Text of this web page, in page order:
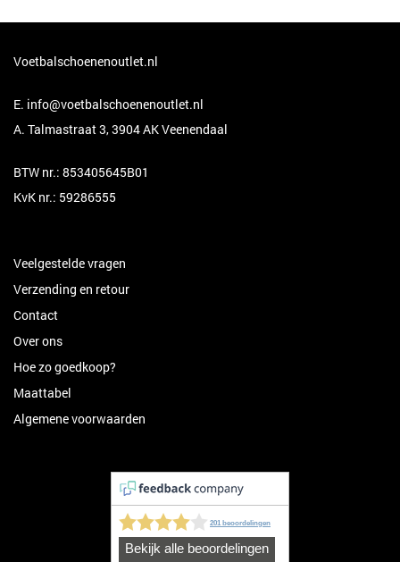
Voetbalschoenenoutlet.nl
E. info@voetbalschoenenoutlet.nl
A. Talmastraat 3, 3904 AK Veenendaal
BTW nr.: 853405645B01
KvK nr.: 59286555
Veelgestelde vragen
Verzending en retour
Contact
Over ons
Hoe zo goedkoop?
Maattabel
Algemene voorwaarden